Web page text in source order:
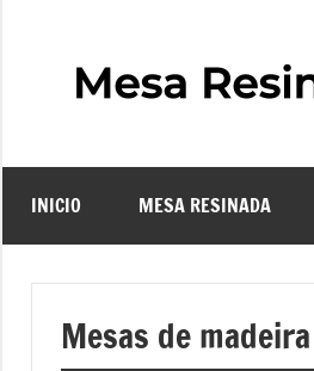
INICIO MESA RESINADA
Mesas de